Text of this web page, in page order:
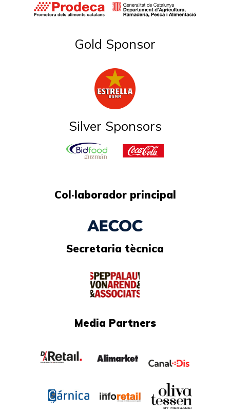
Gold Sponsor
Silver Sponsors
Col·laborador principal
Secretaria tècnica
Media Partners